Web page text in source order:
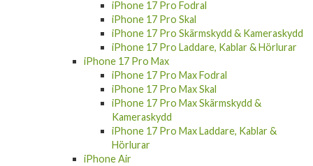
iPhone 17 Pro Fodral
iPhone 17 Pro Skal
iPhone 17 Pro Skärmskydd & Kameraskydd
iPhone 17 Pro Laddare, Kablar & Hörlurar
iPhone 17 Pro Max
iPhone 17 Pro Max Fodral
iPhone 17 Pro Max Skal
iPhone 17 Pro Max Skärmskydd &
Kameraskydd
iPhone 17 Pro Max Laddare, Kablar &
Hörlurar
iPhone Air